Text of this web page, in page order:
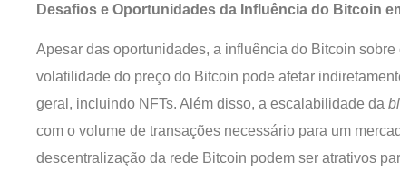
Desafios e Oportunidades da Influência do Bitcoin
Apesar das oportunidades, a influência do Bitcoin
volatilidade do preço do Bitcoin pode afetar
geral, incluindo NFTs. Além disso, a escalabilidade da
com o volume de transações necessário para um
descentralização da rede Bitcoin podem ser atrativos